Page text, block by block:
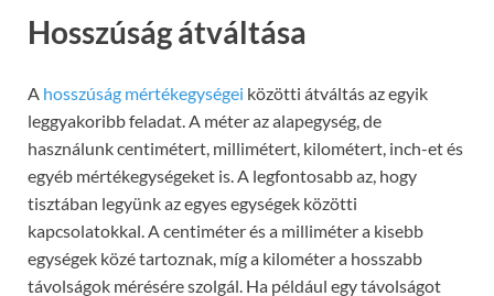
Hosszúság átváltása
A hosszúság mértékegységei közötti átváltás az egyik
leggyakoribb feladat. A méter az alapegység, de
használunk centimétert, millimétert, kilométert, inch-et és
egyéb mértékegységeket is. A legfontosabb az, hogy
tisztában legyünk az egyes egységek közötti
kapcsolatokkal. A centiméter és a milliméter a kisebb
egységek közé tartoznak, míg a kilométer a hosszabb
távolságok mérésére szolgál. Ha például egy távolságot